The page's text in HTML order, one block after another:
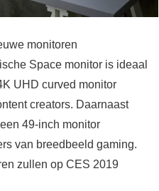
monitoren
Space monitor is ideaal
UHD curved monitor
creators. Daarnaast
49-inch monitor
van breedbeeld gaming.
zullen op CES 2019